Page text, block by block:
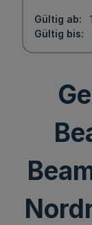
Gültig ab
Gültig bis